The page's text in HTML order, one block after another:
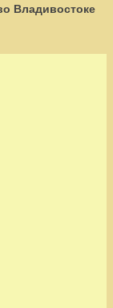
Владивостоке